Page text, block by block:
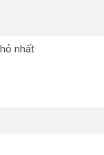
nhất